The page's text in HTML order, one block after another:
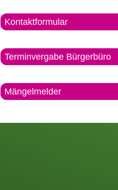
Kontaktformular
Terminvergabe Bürgerbüro
Mängelmelder